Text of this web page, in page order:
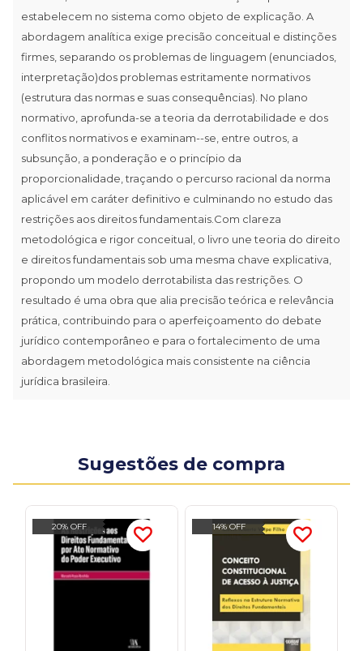
estabelecem no sistema como objeto de explicação. A
abordagem analítica exige precisão conceitual e distinções
firmes, separando os problemas de linguagem (enunciados,
interpretação)dos problemas estritamente normativos
(estrutura das normas e suas consequências). No plano
normativo, aprofunda-se a teoria da derrotabilidade e dos
conflitos normativos e examinam--se, entre outros, a
subsunção, a ponderação e o princípio da
proporcionalidade, traçando o percurso racional da norma
aplicável em caráter definitivo e culminando no estudo das
restrições aos direitos fundamentais.Com clareza
metodológica e rigor conceitual, o livro une teoria do direito
e direitos fundamentais sob uma mesma chave explicativa,
propondo um modelo derrotabilista das restrições. O
resultado é uma obra que alia precisão teórica e relevância
prática, contribuindo para o aperfeiçoamento do debate
jurídico contemporâneo e para o fortalecimento de uma
abordagem metodológica mais consistente na ciência
jurídica brasileira.
Sugestões de compra
20% OFF 14% OFF